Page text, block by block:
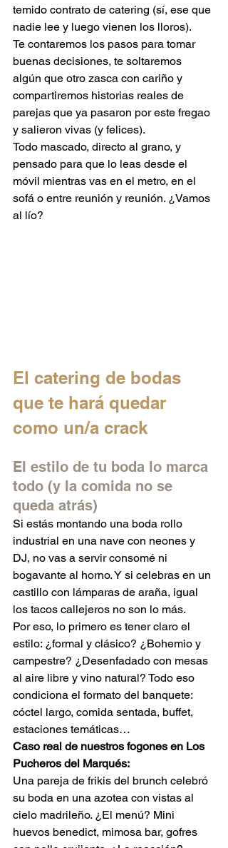
temido contrato de catering (sí, ese que
nadie lee y luego vienen los lloros).
Te contaremos los pasos para tomar
buenas decisiones, te soltaremos
algún que otro zasca con cariño y
compartiremos historias reales de
parejas que ya pasaron por este fregao
y salieron vivas (y felices).
Todo mascado, directo al grano, y
pensado para que lo leas desde el
móvil mientras vas en el metro, en el
sofá o entre reunión y reunión. ¿Vamos
al lío?
El catering de bodas
que te hará quedar
como un/a crack
El estilo de tu boda lo marca
todo (y la comida no se
queda atrás)
Si estás montando una boda rollo
industrial en una nave con neones y
DJ, no vas a servir consomé ni
bogavante al horno. Y si celebras en un
castillo con lámparas de araña, igual
los tacos callejeros no son lo más.
Por eso, lo primero es tener claro el
estilo: ¿formal y clásico? ¿Bohemio y
campestre? ¿Desenfadado con mesas
al aire libre y vino natural? Todo eso
condiciona el formato del banquete:
cóctel largo, comida sentada, buffet,
estaciones temáticas…
Caso real de nuestros fogones en Los
Pucheros del Marqués:
Una pareja de frikis del brunch celebró
su boda en una azotea con vistas al
cielo madrileño. ¿El menú? Mini
huevos benedict, mimosa bar, gofres